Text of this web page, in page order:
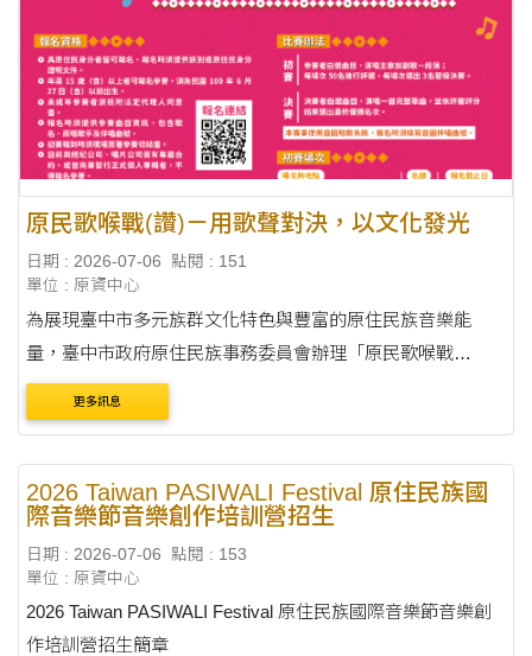
原民歌喉戰(讚)－用歌聲對決，以文化發光
日期 : 2026-07-06
點閱 : 151
單位 : 原資中心
為展現臺中市多元族群文化特色與豐富的原住民族音樂能
量，臺中市政府原住民族事務委員會辦理「原民歌喉戰
（讚）」歌唱比賽
更多訊息
2026 Taiwan PASIWALI Festival 原住民族國
際音樂節音樂創作培訓營招生
日期 : 2026-07-06
點閱 : 153
單位 : 原資中心
2026 Taiwan PASIWALI Festival 原住民族國際音樂節音樂創
作培訓營招生簡章